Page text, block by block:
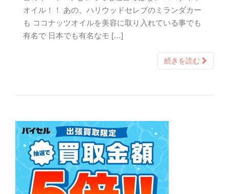
オイル！！ あの、ハリウッドセレブのミランダカー
も ココナッツオイルを美容に取り入れている事でも
有名で 日本でも有名なモ […]
続きを読む